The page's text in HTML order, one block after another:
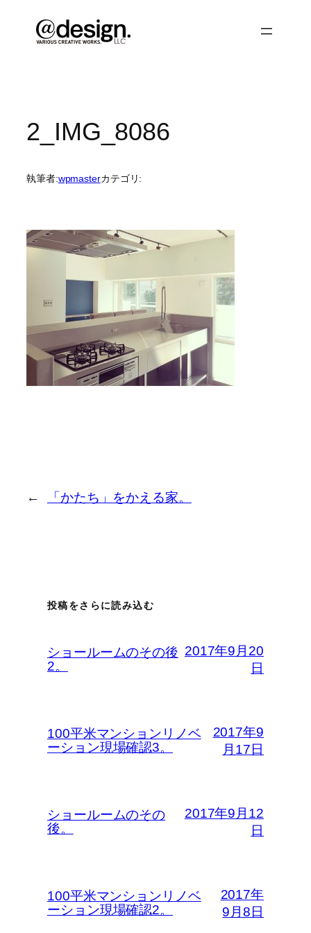
2_IMG_8086
執筆者:wpmasterカテゴリ:
← 「かたち」をかえる家。
投稿をさらに読み込む
ショールームのその後
2。
2017年9月20
日
100平米マンションリノベ
ーション現場確認3。
2017年9
月17日
ショールームのその
後。
2017年9月12
日
100平米マンションリノベ
ーション現場確認2。
2017年
9月8日